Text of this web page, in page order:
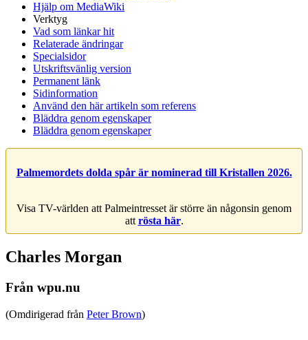
Hjälp om MediaWiki
Verktyg
Vad som länkar hit
Relaterade ändringar
Specialsidor
Utskriftsvänlig version
Permanent länk
Sidinformation
Använd den här artikeln som referens
Bläddra genom egenskaper
Bläddra genom egenskaper
Palmemordets dolda spår är nominerad till Kristallen 2026.
Visa TV-världen att Palmeintresset är större än någonsin genom
att rösta här.
Charles Morgan
Från wpu.nu
(Omdirigerad från Peter Brown)